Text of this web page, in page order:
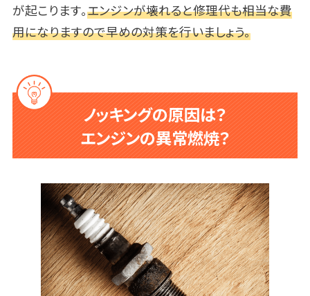
が起こります。エンジンが壊れると修理代も相当な費
用になりますので早めの対策を行いましょう。
ノッキングの原因は？
エンジンの異常燃焼？